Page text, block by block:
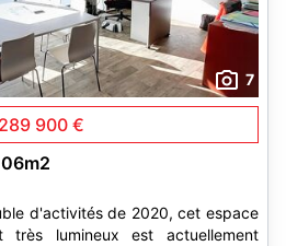
7
289 900 €
d'activités de 2020, cet espace
lumineux est actuellement